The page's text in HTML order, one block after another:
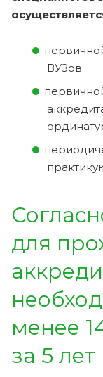
ВУЗов;
для
менее
за 5